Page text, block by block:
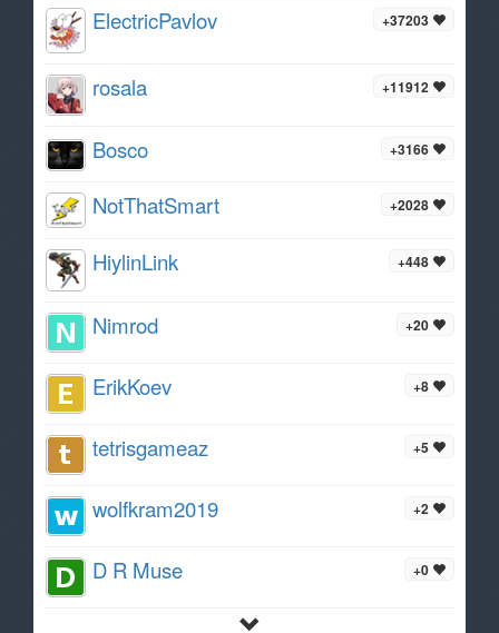
+37203
ElectricPavlov
+11912
rosala
+3166
Bosco
+2028
NotThatSmart
+448
HiylinLink
+20
Nimrod
+8
ErikKoev
+5
tetrisgameaz
+2
wolfkram2019
+0
D R Muse